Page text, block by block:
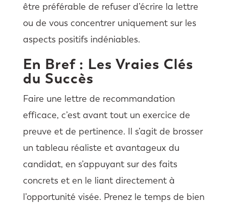
être préférable de refuser d’écrire la lettre
ou de vous concentrer uniquement sur les
aspects positifs indéniables.
En Bref : Les Vraies Clés
du Succès
Faire une lettre de recommandation
efficace, c’est avant tout un exercice de
preuve et de pertinence. Il s’agit de brosser
un tableau réaliste et avantageux du
candidat, en s’appuyant sur des faits
concrets et en le liant directement à
l’opportunité visée. Prenez le temps de bien